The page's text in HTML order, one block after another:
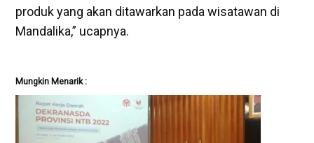
produk yang akan ditawarkan pada wisatawan di
Mandalika,” ucapnya.
Mungkin Menarik :